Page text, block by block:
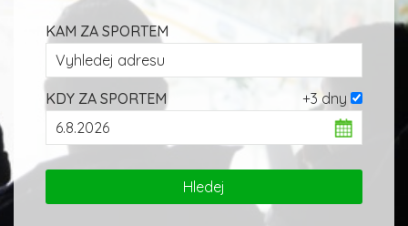
KAM ZA SPORTEM
+3 dny
KDY ZA SPORTEM